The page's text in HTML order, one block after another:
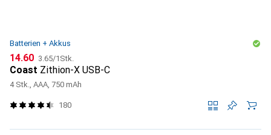
Batterien + Akkus
CHF
14.60 CHF
3.65/1Stk.
Coast Zithion-X USB-C
4 Stk., AAA, 750 mAh
180